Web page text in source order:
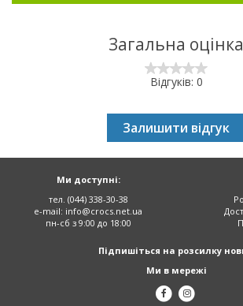
Загальна оцінка
Відгуків: 0
Залишити відгук
Ми доступні:
тел. (044) 338-30-38
e-mail: info@crocs.net.ua
пн-сб з 9:00 до 18:00
Підпишіться на розсилку
Ми в мережі